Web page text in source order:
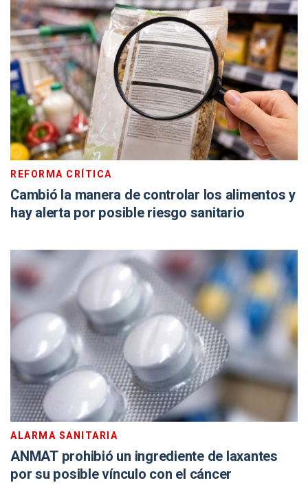
REFORMA CRÍTICA
Cambió la manera de controlar los alimentos y
hay alerta por posible riesgo sanitario
ALARMA SANITARIA
ANMAT prohibió un ingrediente de laxantes
por su posible vínculo con el cáncer